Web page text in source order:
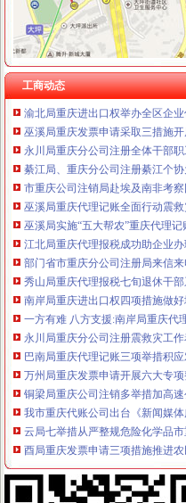
工商动态
高新区局对月饼市场进行专项整
万州局重庆分公司注册大力整洗染
綦江局重庆代账公司成功举行届新
巫溪局重庆公司注销从三方面提高
石柱局重庆财务公司五项措施
渝北局重庆进出口权举办全区企
巫溪局重庆发票申请采取三措施开
永川局重庆分公司注册全体干部职
綦江局、重庆分公司注册綦江个协
市重庆公司注销局赴埃及南非考
巫溪局重庆代理记账全面行动震救
巫溪局实施“五大帮农”重庆代理记
江北局重庆代理报税成功助企业办
部门省市重庆分公司注册局来信
秀山局重庆代理报税七旬退休干部
南岸局重庆进出口权四项措施做好
一方有难 八方支援:南岸局重庆代
永川局重庆分公司注册震救灾工作
巴南局重庆代理记账三项举措积应
万州局重庆发票申请开展六大专项
铜梁局重庆公司注销多举措加高速
我市重庆代账公司出台《新闻媒体
云局七举措从严整规危险化学品市
酉局重庆发票申请三项措施推进
经开园局重庆分公司注册狠抓户外
彭水局重庆分公司注册公开选调干
江津局重庆进出口权积主动协助区